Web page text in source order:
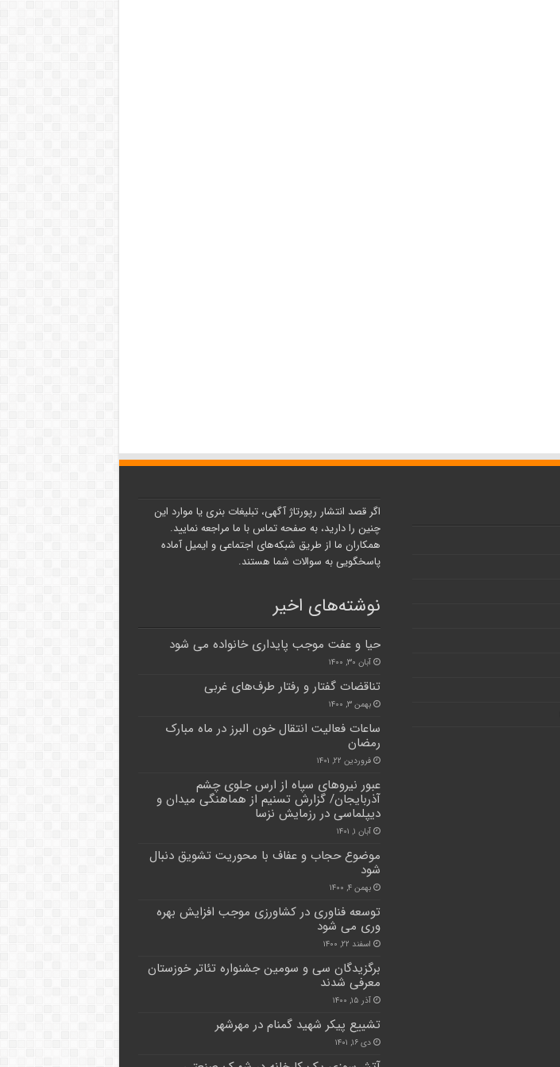
اگر قصد انتشار رپورتاژ آگهی، تبلیغات بنری یا موارد این
چنین را دارید، به صفحه تماس با ما مراجعه نمایید.
همکاران ما از طریق شبکه‌های اجتماعی و ایمیل آماده
پاسخگویی به سوالات شما هستند.
نوشته‌های اخیر
حیا و عفت موجب پایداری خانواده می شود
آبان ۳۰, ۱۴۰۰
تناقضات گفتار و رفتار طرف‌های غربی
بهمن ۳, ۱۴۰۰
ساعات فعالیت انتقال خون البرز در ماه مبارک
رمضان
فروردین ۲۲, ۱۴۰۱
عبور نیروهای سپاه از ارس جلوی چشم
آذربایجان/ گزارش تسنیم از هماهنگی میدان و
دیپلماسی در رزمایش نزسا
آبان ۱, ۱۴۰۱
موضوع حجاب و عفاف با محوریت تشویق دنبال
شود
بهمن ۴, ۱۴۰۰
توسعه فناوری در کشاورزی موجب افزایش بهره
وری می شود
اسفند ۲۲, ۱۴۰۰
برگزیدگان سی و سومین جشنواره تئاتر خوزستان
معرفی شدند
آذر ۱۵, ۱۴۰۰
تشییع پیکر شهید گمنام در مهرشهر
دی ۱۶, ۱۴۰۱